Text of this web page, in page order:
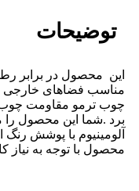
توضیحات
این محصول در برابر
مناسب فضاهای خارجی
برد .شما این محصول را
آلومینیوم با پوشش رنگ
محصول با توجه به نیاز